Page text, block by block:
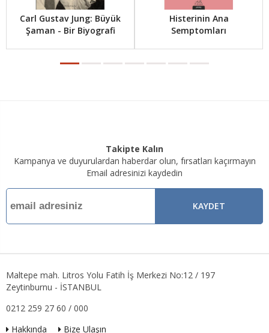
Carl Gustav Jung: Büyük
Şaman - Bir Biyografi
Histerinin Ana
Semptomları
Takipte Kalın
Kampanya ve duyurulardan haberdar olun, fırsatları kaçırmayın
Email adresinizi kaydedin
KAYDET
Maltepe mah. Litros Yolu Fatih İş Merkezi No:12 / 197
Zeytinburnu - İSTANBUL
0212 259 27 60 / 000
Hakkında
Bize Ulaşın